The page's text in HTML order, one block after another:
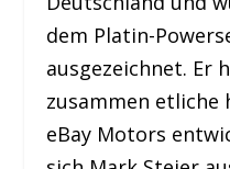
dem Platin-
ausgezeichnet. Er
zusammen
eBay Motors